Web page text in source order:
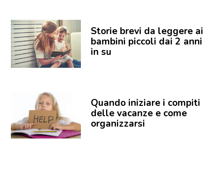
Storie brevi da leggere ai
bambini piccoli dai 2 anni
in su
Quando iniziare i compiti
delle vacanze e come
organizzarsi